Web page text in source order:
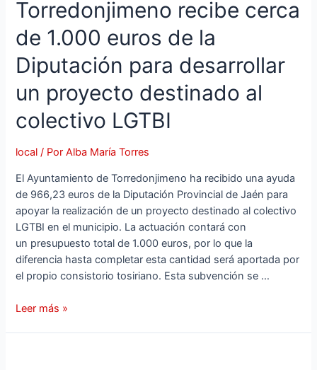
Torredonjimeno recibe cerca
de 1.000 euros de la
Diputación para desarrollar
un proyecto destinado al
colectivo LGTBI
local / PorAlba María Torres
El Ayuntamiento de Torredonjimeno ha recibido una ayuda
de 966,23 euros de la Diputación Provincial de Jaén para
apoyar la realización de un proyecto destinado al colectivo
LGTBI en el municipio. La actuación contará con
un presupuesto total de 1.000 euros, por lo que la
diferencia hasta completar esta cantidad será aportada por
el propio consistorio tosiriano. Esta subvención se …
Leer más »